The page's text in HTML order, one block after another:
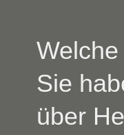
Sie
über